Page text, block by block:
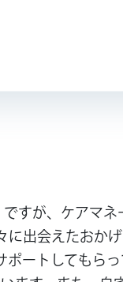
輩お母さんが
管切開したと
護の方法など
族の会の集ま
すが、ケアマ
出会えたおか
ートしてもら